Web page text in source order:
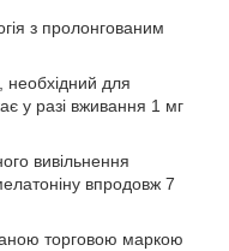
з пролонгованим
необхідний для
у разі вживання 1 мг
вивільнення
впродовж 7
торговою маркою